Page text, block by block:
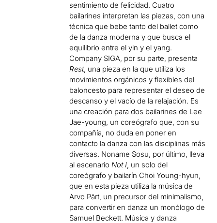
sentimiento de felicidad. Cuatro
bailarines interpretan las piezas, con una
técnica que bebe tanto del ballet como
de la danza moderna y que busca el
equilibrio entre el yin y el yang.
Company SIGA, por su parte, presenta
Rest, una pieza en la que utiliza los
movimientos orgánicos y flexibles del
baloncesto para representar el deseo de
descanso y el vacío de la relajación. Es
una creación para dos bailarines de Lee
Jae-young, un coreógrafo que, con su
compañía, no duda en poner en
contacto la danza con las disciplinas más
diversas. Noname Sosu, por último, lleva
al escenarioNot I, un solo del
coreógrafo y bailarín Choi Young-hyun,
que en esta pieza utiliza la música de
Arvo Pärt, un precursor del minimalismo,
para convertir en danza un monólogo de
Samuel Beckett. Música y danza